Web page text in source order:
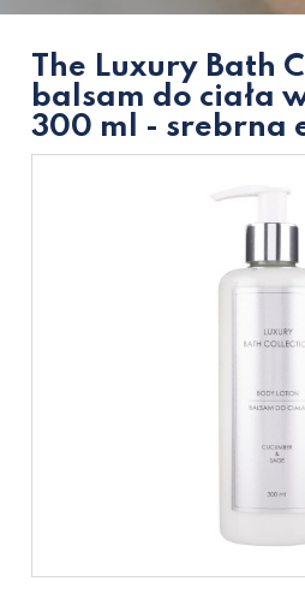
The Luxury Bath
balsam do ciała
300 ml - srebrna